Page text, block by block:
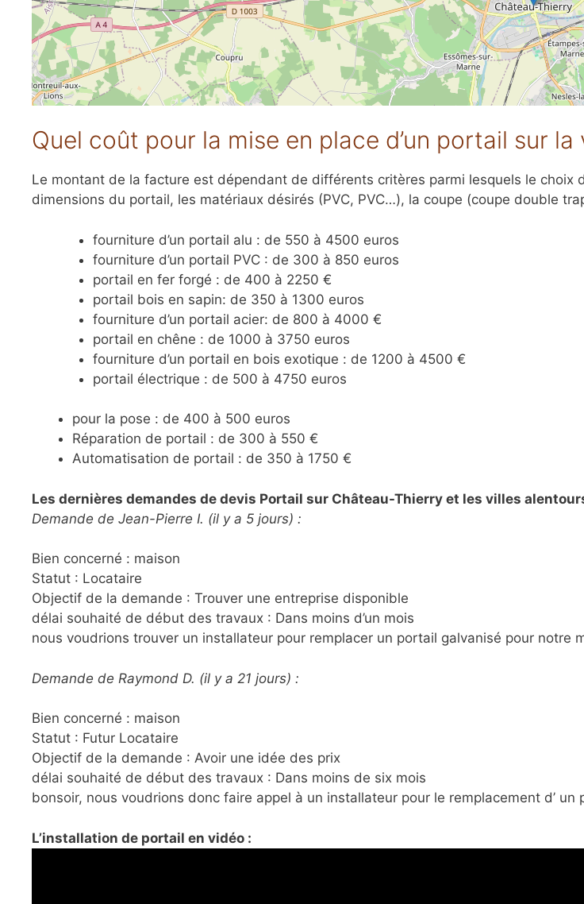
Quel coût pour la mise en place d’un portail sur
Le montant de la facture est dépendant de différents critères parmi lesquels le choix
dimensions du portail, les matériaux désirés (PVC, PVC…), la coupe (coupe double
fourniture d’un portail alu : de 550 à 4500 euros
fourniture d’un portail PVC : de 300 à 850 euros
portail en fer forgé : de 400 à 2250 €
portail bois en sapin: de 350 à 1300 euros
fourniture d’un portail acier: de 800 à 4000 €
portail en chêne : de 1000 à 3750 euros
fourniture d’un portail en bois exotique : de 1200 à 4500 €
portail électrique : de 500 à 4750 euros
pour la pose : de 400 à 500 euros
Réparation de portail : de 300 à 550 €
Automatisation de portail : de 350 à 1750 €
Les dernières demandes de devis Portail sur Château-Thierry et les villes
Demande de Jean-Pierre I. (il y a 5 jours) :
Bien concerné : maison
Statut : Locataire
Objectif de la demande : Trouver une entreprise disponible
délai souhaité de début des travaux : Dans moins d’un mois
nous voudrions trouver un installateur pour remplacer un portail galvanisé pour notre
Demande de Raymond D. (il y a 21 jours) :
Bien concerné : maison
Statut : Futur Locataire
Objectif de la demande : Avoir une idée des prix
délai souhaité de début des travaux : Dans moins de six mois
bonsoir, nous voudrions donc faire appel à un installateur pour le remplacement d’
L’installation de portail en vidéo :